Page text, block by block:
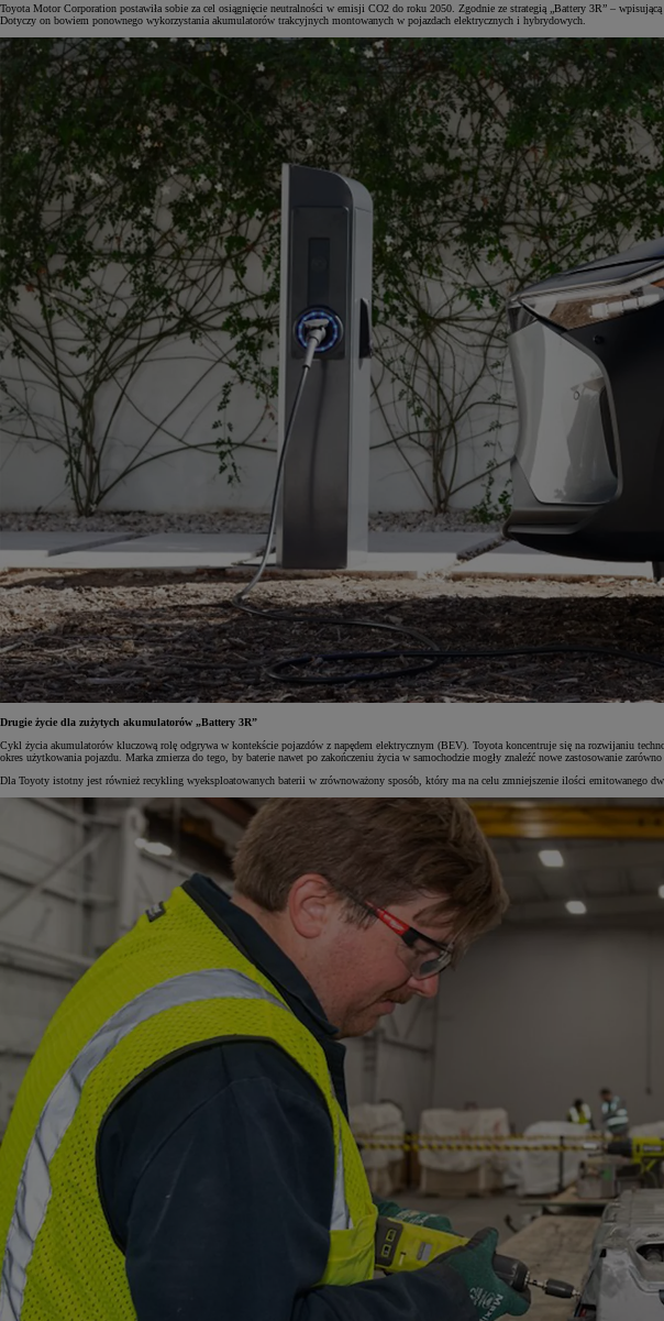
Od81 900 zł
Yaris Cross
HYBRID
Toyota Motor Corporation postawiła sobie za cel osiągnięcie neutralności w emisji CO2 do roku 2050. Zgodnie ze strategią „Battery 3R” –
Dotyczy on bowiem ponownego wykorzystania akumulatorów trakcyjnych montowanych w pojazdach elektrycznych i hybrydowych.
Drugie życie dla zużytych akumulatorów „Battery 3R”
Cykl życia akumulatorów kluczową rolę odgrywa w kontekście pojazdów z napędem elektrycznym (BEV). Toyota koncentruje się na rozwijaniu
okres użytkowania pojazdu. Marka zmierza do tego, by baterie nawet po zakończeniu życia w samochodzie mogły znaleźć nowe zastosowanie
Dla Toyoty istotny jest również recykling wyeksploatowanych baterii w zrównoważony sposób, który ma na celu zmniejszenie ilości emitowanego